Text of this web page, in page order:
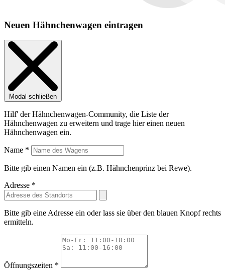
Neuen Hähnchenwagen eintragen
Modal schließen
Hilf' der Hähnchenwagen-Community, die Liste der
Hähnchenwagen zu erweitern und trage hier einen neuen
Hähnchenwagen ein.
Name *
Bitte gib einen Namen ein (z.B. Hähnchenprinz bei Rewe).
Adresse *
Bitte gib eine Adresse ein oder lass sie über den blauen Knopf rechts
ermitteln.
Öffnungszeiten *